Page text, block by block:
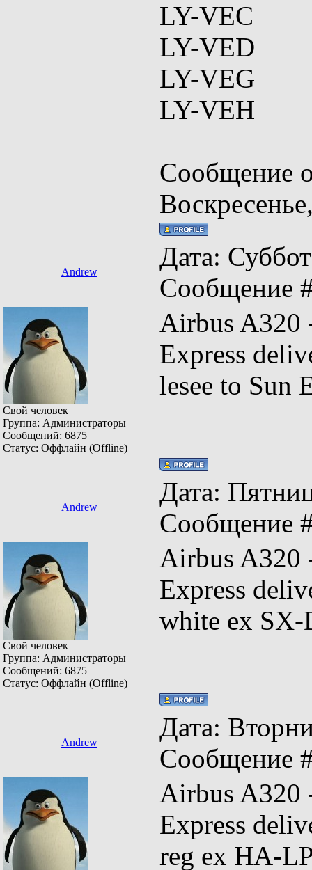
LY-VEC
LY-VED
LY-VEG
LY-VEH
Сообщение
Andrew
Дата:
Сообщение
Свой человек
Группа: Администраторы
Сообщений: 6875
Статус: Оффлайн (Offline)
Airbus
Express
lesee to Sun
Andrew
Дата:
Сообщение
Свой человек
Группа: Администраторы
Сообщений: 6875
Статус: Оффлайн (Offline)
Airbus
Express
white ex SX-
Andrew
Дата:
Сообщение
Airbus
Express
reg ex HA-